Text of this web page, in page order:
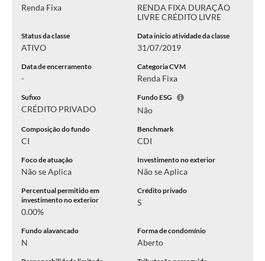
Renda Fixa
RENDA FIXA DURAÇÃO
LIVRE CRÉDITO LIVRE
Status da classe
ATIVO
Data inicio atividade da classe
31/07/2019
Data de encerramento
-
Categoria CVM
Renda Fixa
Sufixo
CRÉDITO PRIVADO
Fundo ESG
Não
Composição do fundo
CI
Benchmark
CDI
Foco de atuação
Não se Aplica
Investimento no exterior
Não se Aplica
Percentual permitido em
investimento no exterior
0.00%
Crédito privado
S
Fundo alavancado
N
Forma de condomínio
Aberto